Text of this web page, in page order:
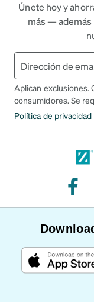
Únete hoy y
más — además
Aplican exclusiones.
consumidores. Se
Política de privacidad